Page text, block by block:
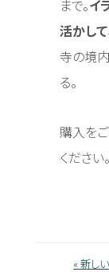
まで。イ
活かして
寺の境
る。
購入を
ください
« 新し